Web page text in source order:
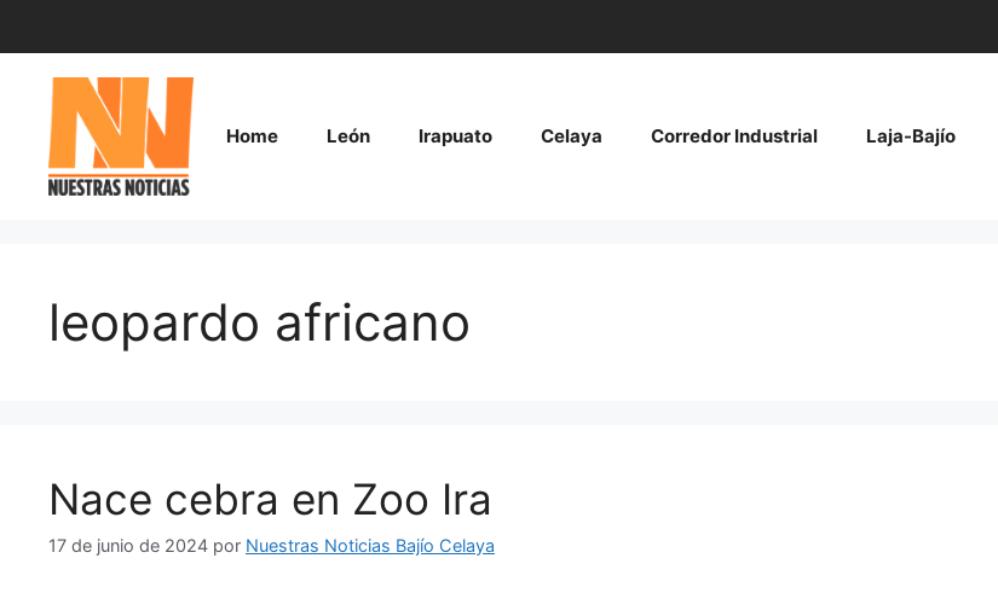
contenido
Home León Irapuato Celaya Corredor Industrial Laja-Bajío
leopardo africano
Nace cebra en Zoo Ira
17 de junio de 2024 por Nuestras Noticias Bajío Celaya